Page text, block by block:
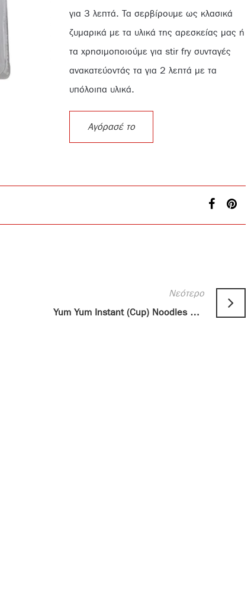
για 3 λεπτά. Τα σερβίρουμε ως κλασικά
ζυμαρικά με τα υλικά της αρεσκείας μας ή
τα χρησιμοποιούμε για stir fry συνταγές
ανακατεύοντάς τα για 2 λεπτά με τα
υπόλοιπα υλικά.
Αγόρασέ το
Νεότερο
Yum Yum Instant (Cup) Noodles Chicken